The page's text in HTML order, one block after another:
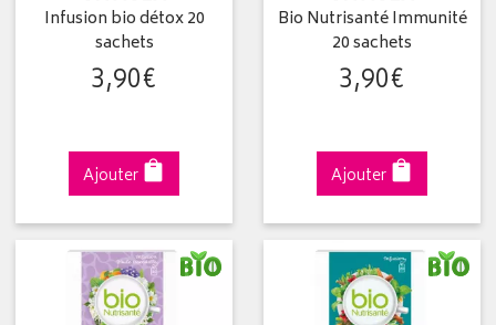
Infusion bio détox 20
sachets
3,90€
Ajouter
Bio Nutrisanté Immunité
20 sachets
3,90€
Ajouter